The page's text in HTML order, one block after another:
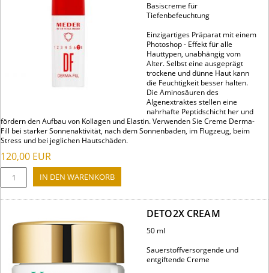
Basiscreme für
Tiefenbefeuchtung
Einzigartiges Präparat mit einem
Photoshop - Effekt für alle
Hauttypen, unabhängig vom
Alter. Selbst eine ausgeprägt
trockene und dünne Haut kann
die Feuchtigkeit besser halten.
Die Aminosäuren des
Algenextraktes stellen eine
nahrhafte Peptidschicht her und
fördern den Aufbau von Kollagen und Elastin. Verwenden Sie Creme Derma-
Fill bei starker Sonnenaktivität, nach dem Sonnenbaden, im Flugzeug, beim
Stress und bei jeglichen Hautschäden.
120,00 EUR
DETO2X CREAM
50 ml
Sauerstoffversorgende und
entgiftende Creme